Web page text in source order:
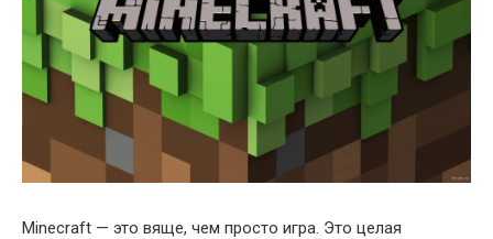
Minecraft — это вяще, чем просто игра. Это целая